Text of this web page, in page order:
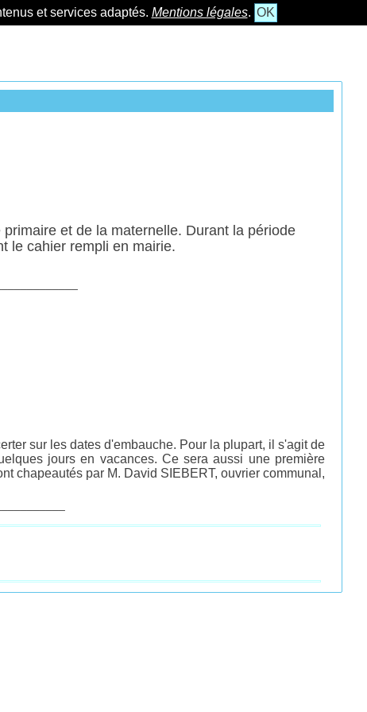
et services adaptés. Mentions légales. OK
et de la maternelle. Durant la période
le cahier rempli en mairie.
sur les dates d'embauche. Pour la plupart, il s'agit de
jours en vacances. Ce sera aussi une première
chapeautés par M. David SIEBERT, ouvrier communal,